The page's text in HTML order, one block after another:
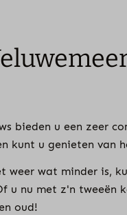
bieden u een zeer
kunt u genieten van
weer wat minder is,
u nu met z'n
oud!